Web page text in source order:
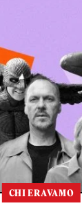
CHI ERAVAMO